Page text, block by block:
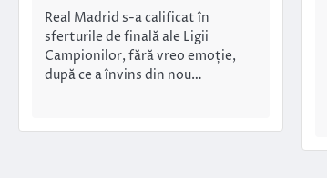
Real Madrid s-a calificat în
sferturile de finală ale Ligii
Campionilor, fără vreo emoție,
după ce a învins din nou…